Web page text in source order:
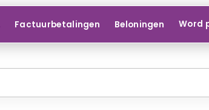
Factuurbetalingen Beloningen Word